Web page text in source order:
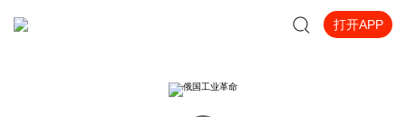
打开APP